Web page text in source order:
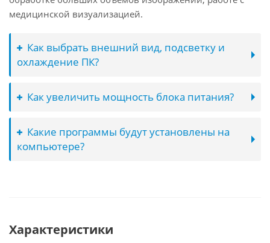
медицинской визуализацией.
Как выбрать внешний вид, подсветку и
охлаждение ПК?
Как увеличить мощность блока питания?
Какие программы будут установлены на
компьютере?
Характеристики